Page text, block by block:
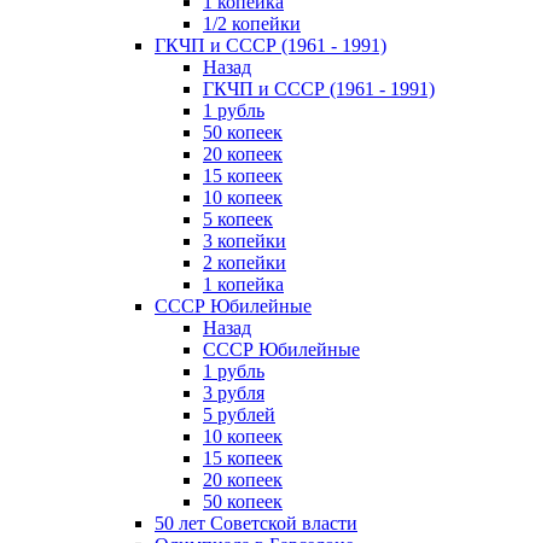
1/2 копейки
ГКЧП и СССР (1961 - 1991)
Назад
ГКЧП и СССР (1961 - 1991)
1 рубль
50 копеек
20 копеек
15 копеек
10 копеек
5 копеек
3 копейки
2 копейки
1 копейка
СССР Юбилейные
Назад
СССР Юбилейные
1 рубль
3 рубля
5 рублей
10 копеек
15 копеек
20 копеек
50 копеек
50 лет Советской власти